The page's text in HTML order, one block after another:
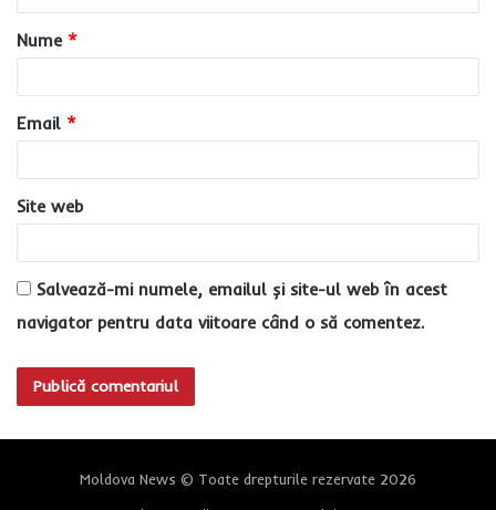
a
r
u
*
Nume *
Email *
Site web
Salvează-mi numele, emailul și site-ul web în acest
navigator pentru data viitoare când o să comentez.
Moldova News © Toate drepturile rezervate 2026